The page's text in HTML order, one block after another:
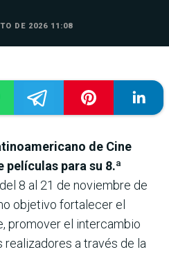
DE 2026 11:08
de Cine
para su 8.ª
8 al 21 de noviembre de
objetivo fortalecer el
promover el intercambio
realizadores a través de la